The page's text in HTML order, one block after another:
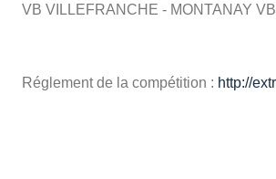
VB VILLEFRANCHE - MONTANAY VB
Réglement de la compétition : http://